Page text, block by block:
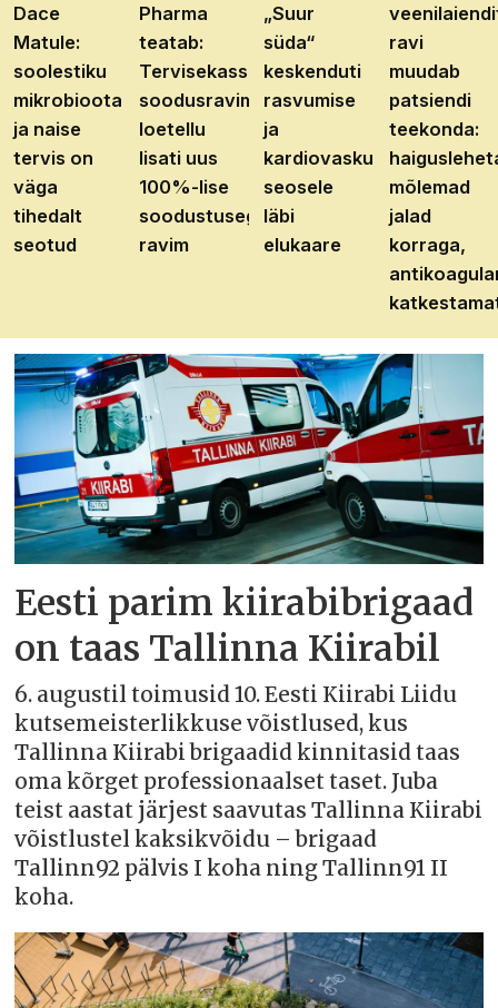
Dace
Matule:
soolestiku
mikrobioota
ja naise
tervis on
väga
tihedalt
seotud
Pharma
teatab:
Tervisekassa
soodusravimite
loetellu
lisati uus
100%-lise
soodustusega
ravim
„Suur
süda“
keskenduti
rasvumise
ja
kardiovaskulaarhaiguste
seosele
läbi
elukaare
ravi
muudab
patsiendi
teekonda:
mõlemad
jalad
korraga,
Eesti parim kiirabibrigaad
on taas Tallinna Kiirabil
6. augustil toimusid 10. Eesti Kiirabi Liidu
kutsemeisterlikkuse võistlused, kus
Tallinna Kiirabi brigaadid kinnitasid taas
oma kõrget professionaalset taset. Juba
teist aastat järjest saavutas Tallinna Kiirabi
võistlustel kaksikvõidu – brigaad
Tallinn92 pälvis I koha ning Tallinn91 II
koha.